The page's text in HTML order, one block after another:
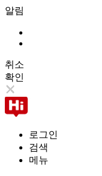
알림
취소
확인
로그인
검색
메뉴